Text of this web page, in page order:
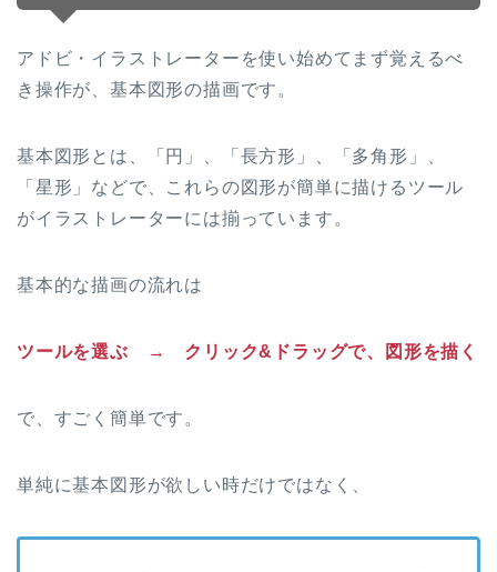
アドビ・イラストレーターを使い始めてまず覚えるべ
き操作が、基本図形の描画です。
基本図形とは、「円」、「長方形」、「多角形」、
「星形」などで、これらの図形が簡単に描けるツール
がイラストレーターには揃っています。
基本的な描画の流れは
ツールを選ぶ → クリック& ドラッグで、図形を描く
で、すごく簡単です。
単純に基本図形が欲しい時だけではなく、